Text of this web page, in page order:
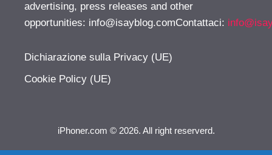
advertising, press releases and other
opportunities: info@isayblog.comContattaci:
Dichiarazione sulla Privacy (UE)
Cookie Policy (UE)
iPhoner.com © 2026. All right reserverd.